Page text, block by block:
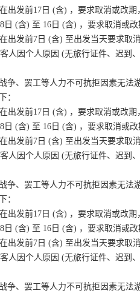
出发前17日 (含) ，要求取消或改
(含) 至 16日 (含) ，要求取消或
出发前7日 (含) 至出发当天要求取
人因个人原因 (无旅行证件、迟到
争、罢工等人力不可抗拒因素无
：
出发前17日 (含) ，要求取消或改
(含) 至 16日 (含) ，要求取消或
出发前7日 (含) 至出发当天要求取
人因个人原因 (无旅行证件、迟到
争、罢工等人力不可抗拒因素无
：
出发前17日 (含) ，要求取消或改
(含) 至 16日 (含) ，要求取消或
出发前7日 (含) 至出发当天要求取
人因个人原因 (无旅行证件、迟到
争、罢工等人力不可抗拒因素无